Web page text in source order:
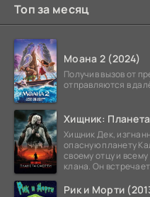
Топ за месяц
Моана 2 (2024)
Получив вызов от
отправляются в
Хищник:
Хищник Дек,
опасную планету
своему отцу и
клана. Он
Рик и Морти